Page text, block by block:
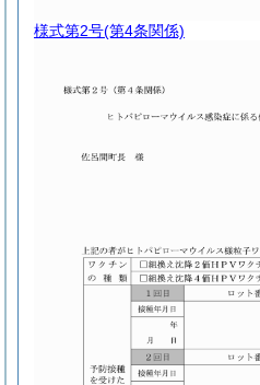
様式第2号(第4条関係)